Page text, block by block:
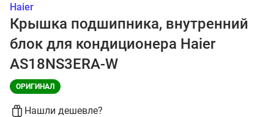
Haier
Крышка подшипника, внутренний
блок для кондиционера Haier
AS18NS3ERA-W
ОРИГИНАЛ
Нашли дешевле?